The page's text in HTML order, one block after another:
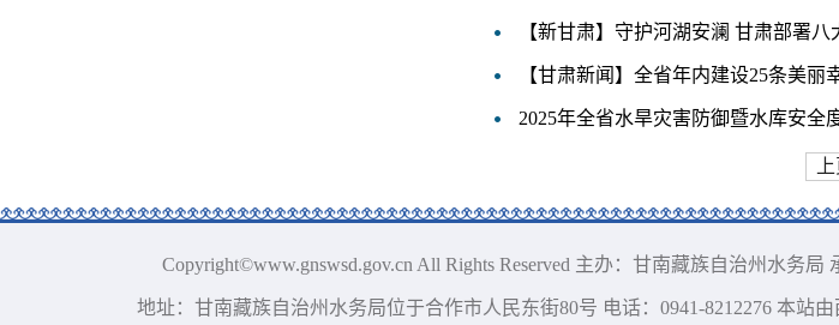
【新甘肃】守护河湖安澜 甘肃部署八
【甘肃新闻】全省年内建设25条美丽
2025年全省水旱灾害防御暨水库安全
Copyright©www.gnswsd.gov.cn All Rights Reserved 主办：甘南藏族自治州水务
地址：甘南藏族自治州水务局位于合作市人民东街80号 电话：0941-8212276 本站